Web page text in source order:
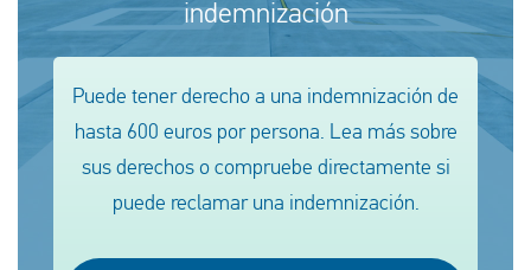
Nuestro servicio
indemnización
Puede tener derecho a una indemnización de
hasta 600 euros por persona. Lea más sobre
sus derechos o compruebe directamente si
puede reclamar una indemnización.